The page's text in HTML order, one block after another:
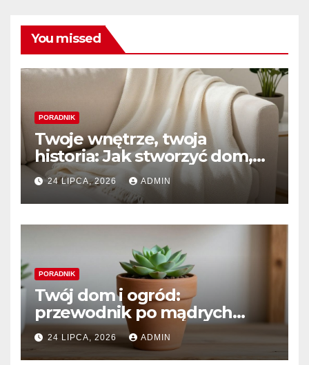
You missed
PORADNIK
Twoje wnętrze, twoja
historia: Jak stworzyć dom,
który naprawdę kochasz
24 LIPCA, 2026 ADMIN
PORADNIK
Twój dom i ogród:
przewodnik po mądrych
wyborach i trwałym pięknie
24 LIPCA, 2026 ADMIN